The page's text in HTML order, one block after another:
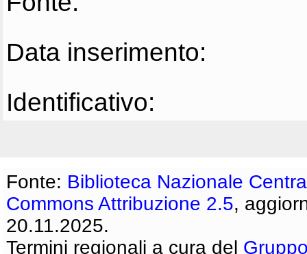
Data inserimento:
Identificativo:
Fonte: Biblioteca Nazionale
Commons Attribuzione 2.5,
20.11.2025.
Termini regionali a cura del